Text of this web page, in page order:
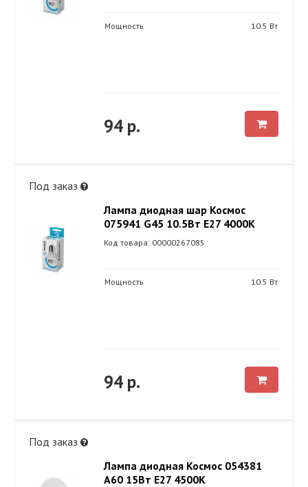
Мощность 10.5 Вт
94 р.
Под заказ
Лампа диодная шар Космос
075941 G45 10.5Вт Е27 4000К
Код товара: 00000267085
Мощность 10.5 Вт
94 р.
Под заказ
Лампа диодная Космос 054381
А60 15Вт Е27 4500К